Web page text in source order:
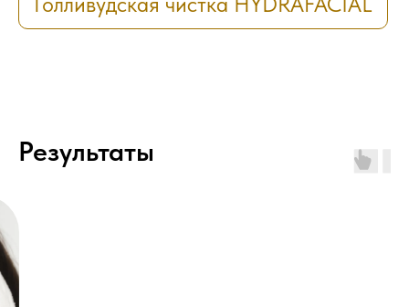
Результаты